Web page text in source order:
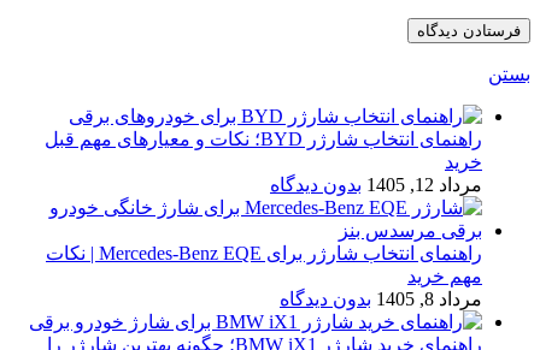
بستن
راهنمای انتخاب شارژر BYD؛ نکات و معیارهای مهم قبل
خرید
مرداد 12, 1405
بدون دیدگاه
راهنمای انتخاب شارژر برای Mercedes-Benz EQE | نکات
مهم خرید
مرداد 8, 1405
بدون دیدگاه
راهنمای خرید شارژر BMW iX1؛ چگونه بهترین شارژر را